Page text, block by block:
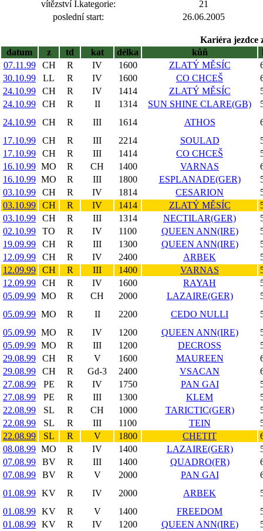
vítězství I.kategorie:
21
poslední start:
26.06.2005
Kariéra jezdce
datum
z td kat délka kůň
07.11.99
CH R IV 1600 ZLATÝ MĚSÍC
30.10.99
LL R IV 1600 CO CHCEŠ
24.10.99
CH R IV 1414 ZLATÝ MĚSÍC
24.10.99
CH R II 1314 SUN SHINE CLARE(GB)
24.10.99
CH R III 1614 ATHOS
17.10.99
CH R III 2214 SOULAD
17.10.99
CH R III 1414 CO CHCEŠ
16.10.99 MO R CH 1400 VARNAS
16.10.99 MO R III 1800 ESPLANADE(GER)
03.10.99
CH R IV 1814 CESARION
03.10.99
CH R IV 1414 ZLATÝ MĚSÍC
03.10.99
CH R III 1314 NECTILAR(GER)
02.10.99
TO R IV 1100 QUEEN ANN(IRE)
19.09.99
CH R III 1300 QUEEN ANN(IRE)
12.09.99
CH R IV 2400 ARBEK
12.09.99
CH R III 1400 VARNAS
12.09.99
CH R IV 1600 RAYAH
05.09.99 MO R CH 2000 LAZAIRE(GER)
05.09.99 MO R II 2200 CEDO NULLI
05.09.99 MO R IV 1200 QUEEN ANN(IRE)
05.09.99 MO R III 1200 DECROSS
29.08.99
CH R V 1600 MAUREEN
29.08.99
CH R Gd-3 2400 VSACAN
27.08.99
PE R IV 1750 PAN GAI
27.08.99
PE R III 1300 KLEM
22.08.99
SL R CH 1000 TARICTIC(GER)
22.08.99
SL R III 1100 TEIN
22.08.99
SL R V 1800 CHETIT
08.08.99 MO R IV 1400 LAZAIRE(GER)
07.08.99
BV R III 1400 QUADRO(FR)
07.08.99
BV R V 2000 PAN GAI
01.08.99 KV R IV 2000 ARBEK
01.08.99 KV R V 1400 FREEDOM
01.08.99 KV R IV 1200 QUEEN ANN(IRE)